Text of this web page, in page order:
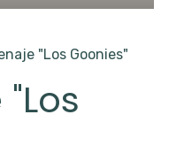
"Los Goonies"